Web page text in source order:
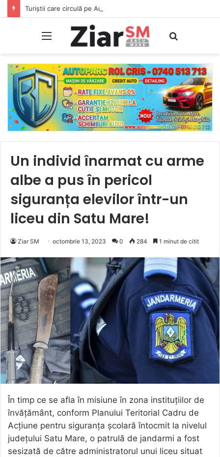
Meniu
Un individ înarmat cu arme
albe a pus în pericol
siguranța elevilor într-un
liceu din Satu Mare!
Ziar SM octombrie 13, 2023 0 284 1 minut de citit
În timp ce se afla în misiune în zona instituțiilor de
învățământ, conform Planului Teritorial Cadru de
Acțiune pentru siguranța școlară întocmit la nivelul
județului Satu Mare, o patrulă de jandarmi a fost
sesizată de către administratorul unui liceu situat